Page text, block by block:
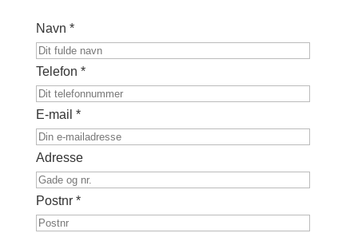
Navn *
Telefon *
E-mail *
Adresse
Postnr *